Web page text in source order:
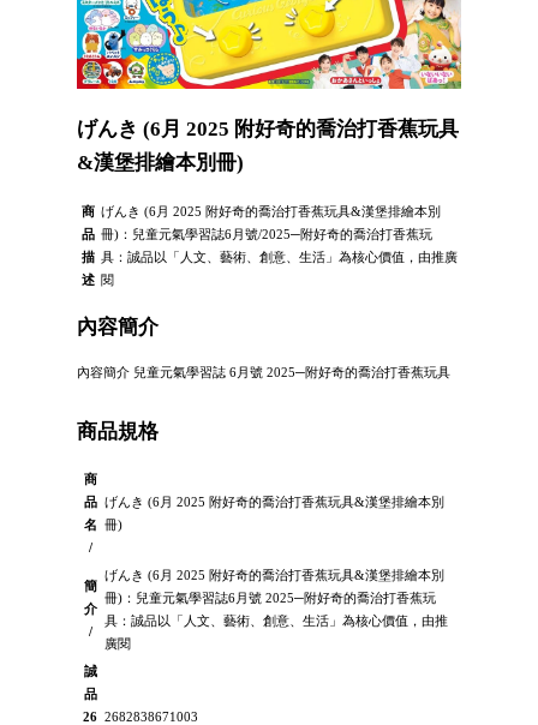
げんき (6月 2025 附好奇的喬治打香蕉玩具
&漢堡排繪本別冊)
商
品
描
述
げんき (6月 2025 附好奇的喬治打香蕉玩具&漢堡排繪本別
冊)：兒童元氣學習誌6月號/2025─附好奇的喬治打香蕉玩
具：誠品以「人文、藝術、創意、生活」為核心價值，由推廣
閱
內容簡介
內容簡介 兒童元氣學習誌 6月號 2025─附好奇的喬治打香蕉玩具
商品規格
商
品
名
/
げんき (6月 2025 附好奇的喬治打香蕉玩具&漢堡排繪本別
冊)
簡
介
/
げんき (6月 2025 附好奇的喬治打香蕉玩具&漢堡排繪本別
冊)：兒童元氣學習誌6月號 2025─附好奇的喬治打香蕉玩
具：誠品以「人文、藝術、創意、生活」為核心價值，由推
廣閱
誠
品
26 2682838671003